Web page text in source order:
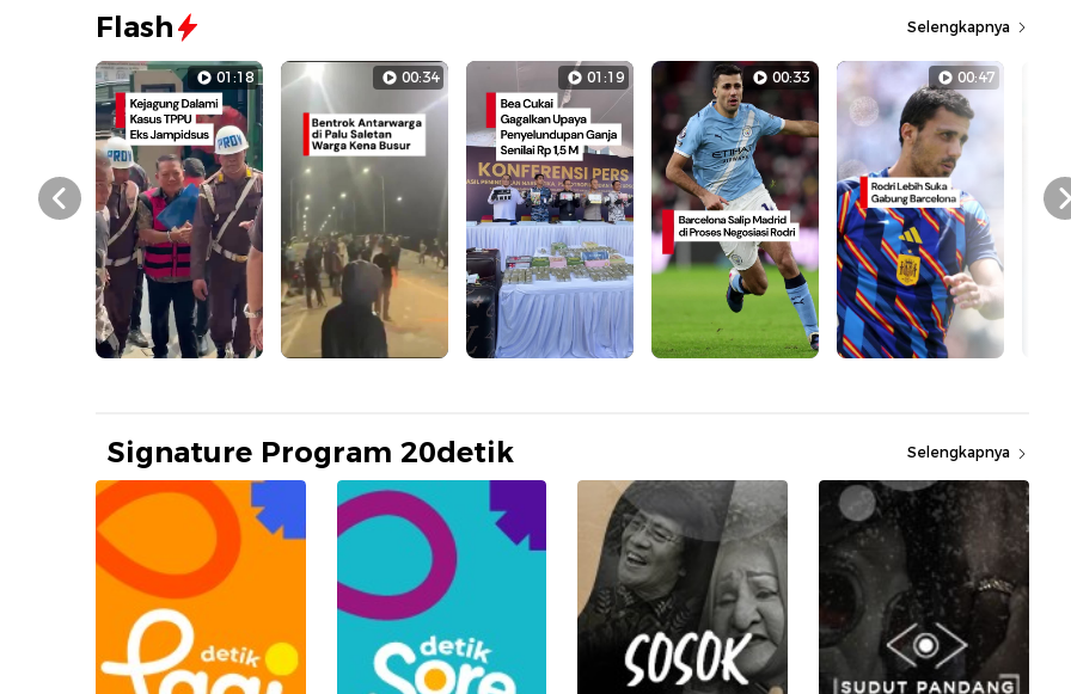
Flash Selengkapnya
01:18 00:34 01:19 00:33 00:47
Prev
Signature Program 20detik Selengkapnya